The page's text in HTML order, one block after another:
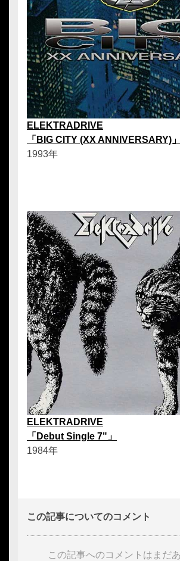
ELEKTRADRIVE
「BIG CITY (XX ANNIVERSARY)」
1993年
ELEKTRADRIVE
「Debut Single 7"」
1984年
この記事についてのコメント
この記事へのコメントはまだ